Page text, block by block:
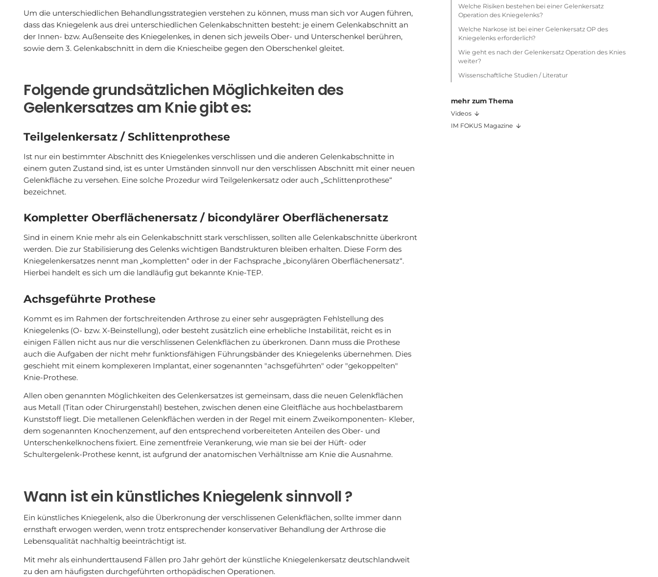
Um die unterschiedlichen Behandlungsstrategien verstehen zu können, muss man sich vor Augen führen,
dass das Kniegelenk aus drei unterschiedlichen Gelenkabschnitten besteht: je einem Gelenkabschnitt an
der Innen- bzw. Außenseite des Kniegelenkes, in denen sich jeweils Ober- und Unterschenkel berühren,
sowie dem 3. Gelenkabschnitt in dem die Kniescheibe gegen den Oberschenkel gleitet.
Folgende grundsätzlichen Möglichkeiten des
Gelenkersatzes am Knie gibt es:
Teilgelenkersatz / Schlittenprothese
Ist nur ein bestimmter Abschnitt des Kniegelenkes verschlissen und die anderen Gelenkabschnitte in
einem guten Zustand sind, ist es unter Umständen sinnvoll nur den verschlissen Abschnitt mit einer neuen
Gelenkfläche zu versehen. Eine solche Prozedur wird Teilgelenkersatz oder auch „Schlittenprothese“
bezeichnet.
Kompletter Oberflächenersatz / bicondylärer Oberflächenersatz
Sind in einem Knie mehr als ein Gelenkabschnitt stark verschlissen, sollten alle Gelenkabschnitte überkront
werden. Die zur Stabilisierung des Gelenks wichtigen Bandstrukturen bleiben erhalten. Diese Form des
Kniegelenkersatzes nennt man „kompletten“ oder in der Fachsprache „biconylären Oberflächenersatz“.
Hierbei handelt es sich um die landläufig gut bekannte Knie-TEP.
Achsgeführte Prothese
Kommt es im Rahmen der fortschreitenden Arthrose zu einer sehr ausgeprägten Fehlstellung des
Kniegelenks (O- bzw. X-Beinstellung), oder besteht zusätzlich eine erhebliche Instabilität, reicht es in
einigen Fällen nicht aus nur die verschlissenen Gelenkflächen zu überkronen. Dann muss die Prothese
auch die Aufgaben der nicht mehr funktionsfähigen Führungsbänder des Kniegelenks übernehmen. Dies
geschieht mit einem komplexeren Implantat, einer sogenannten "achsgeführten" oder "gekoppelten"
Knie-Prothese.
Allen oben genannten Möglichkeiten des Gelenkersatzes ist gemeinsam, dass die neuen Gelenkflächen
aus Metall (Titan oder Chirurgenstahl) bestehen, zwischen denen eine Gleitfläche aus hochbelastbarem
Kunststoff liegt. Die metallenen Gelenkflächen werden in der Regel mit einem Zweikomponenten- Kleber,
dem sogenannten Knochenzement, auf den entsprechend vorbereiteten Anteilen des Ober- und
Unterschenkelknochens fixiert. Eine zementfreie Verankerung, wie man sie bei der Hüft- oder
Schultergelenk-Prothese kennt, ist aufgrund der anatomischen Verhältnisse am Knie die Ausnahme.
Wann ist ein künstliches Kniegelenk sinnvoll ?
Ein künstliches Kniegelenk, also die Überkronung der verschlissenen Gelenkflächen, sollte immer dann
ernsthaft erwogen werden, wenn trotz entsprechender konservativer Behandlung der Arthrose die
Lebensqualität nachhaltig beeinträchtigt ist.
Mit mehr als einhunderttausend Fällen pro Jahr gehört der künstliche Kniegelenkersatz deutschlandweit
zu den am häufigsten durchgeführten orthopädischen Operationen.
Welche Risiken bestehen bei einer Gelenkersatz
Operation des Kniegelenks?
Welche Narkose ist bei einer Gelenkersatz OP des
Kniegelenks erforderlich?
Wie geht es nach der Gelenkersatz Operation des Knies
weiter?
Wissenschaftliche Studien / Literatur
mehr zum Thema
Videos
IM FOKUS Magazine